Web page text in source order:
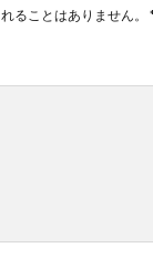
ることはありません。